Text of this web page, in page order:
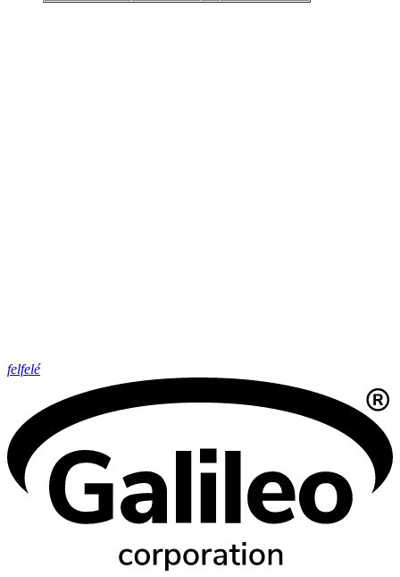
felfelé